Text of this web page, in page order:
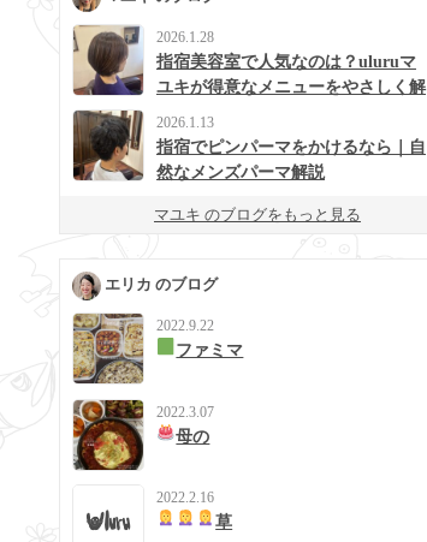
2026.1.28
指宿美容室で人気なのは？uluruマ
ユキが得意なメニューをやさしく解
2026.1.13
指宿でピンパーマをかけるなら｜自
然なメンズパーマ解説
マユキ のブログをもっと見る
エリカ のブログ
2022.9.22
ファミマ
2022.3.07
母の
2022.2.16
草